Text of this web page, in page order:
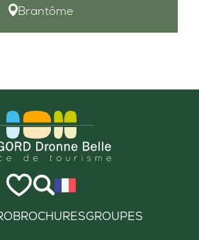
Brantôme
BROCHURESGROUPES